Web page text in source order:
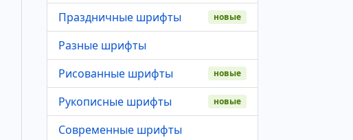
Праздничные шрифты
новые
Разные шрифты
Рисованные шрифты
новые
Рукописные шрифты новые
Современные шрифты